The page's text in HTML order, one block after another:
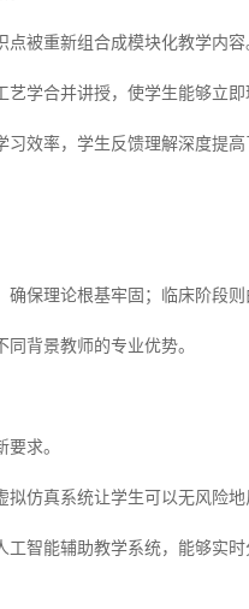
被重新组合成模块化教学内容
艺学合并讲授，使学生能够立
效率，学生反馈理解深度提高
确保理论根基牢固；临床阶段
背景教师的专业优势。
求。
仿真系统让学生可以无风险地
智能辅助教学系统，能够实